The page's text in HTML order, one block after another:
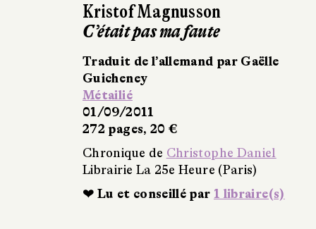
Kristof Magnusson
C’était pas ma faute
Traduit de l’allemand par Gaëlle
Guicheney
Métailié
01/09/2011
272 pages, 20 €
Chronique de Christophe Daniel
Librairie La 25e Heure (Paris)
❤ Lu et conseillé par 1 libraire(s)